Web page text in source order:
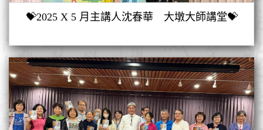
💝2025 X 5 月主講人沈春華 大墩大師講堂💝